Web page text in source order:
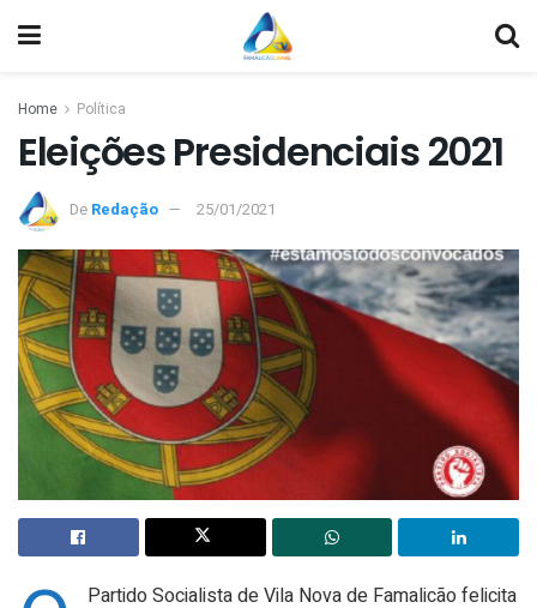
Home Política
Eleições Presidenciais 2021
De Redação 25/01/2021
Partido Socialista de Vila Nova de Famalicão felicita